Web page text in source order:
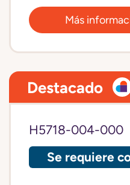
Más
Destacado
H5718-004-000
Se requiere